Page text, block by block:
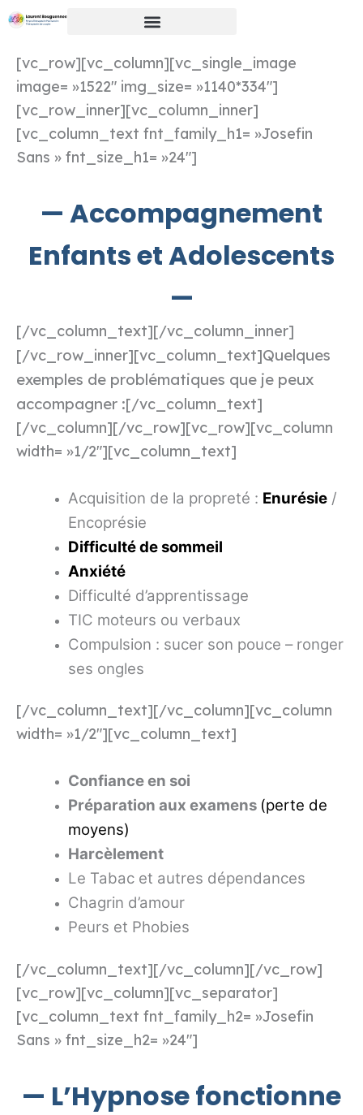
Aller
au
[vc_row][vc_column][vc_single_image
image= »1522″ img_size= »1140*334″]
[vc_row_inner][vc_column_inner]
[vc_column_text fnt_family_h1= »Josefin
Sans » fnt_size_h1= »24″]
— Accompagnement
Enfants et Adolescents
—
[/vc_column_text][/vc_column_inner]
[/vc_row_inner][vc_column_text]Quelques
exemples de problématiques que je peux
accompagner :[/vc_column_text]
[/vc_column][/vc_row][vc_row][vc_column
width= »1/2″][vc_column_text]
Acquisition de la propreté : Enurésie/
Encoprésie
Difficulté de sommeil
Anxiété
Difficulté d’apprentissage
TIC moteurs ou verbaux
Compulsion : sucer son pouce – ronger
ses ongles
[/vc_column_text][/vc_column][vc_column
width= »1/2″][vc_column_text]
Confiance en soi
Préparation aux examens (perte de
moyens)
Harcèlement
Le Tabac et autres dépendances
Chagrin d’amour
Peurs et Phobies
[/vc_column_text][/vc_column][/vc_row]
[vc_row][vc_column][vc_separator]
[vc_column_text fnt_family_h2= »Josefin
Sans » fnt_size_h2= »24″]
— L’Hypnose fonctionne